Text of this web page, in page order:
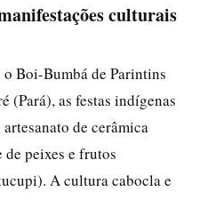
culturais
Boi-Bumbá de Parintins
(Pará), as festas indígenas
de cerâmica
de peixes e frutos
A cultura cabocla e